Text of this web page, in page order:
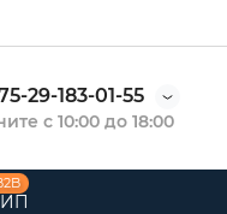
29-183-01-55
с 10:00 до 18:00